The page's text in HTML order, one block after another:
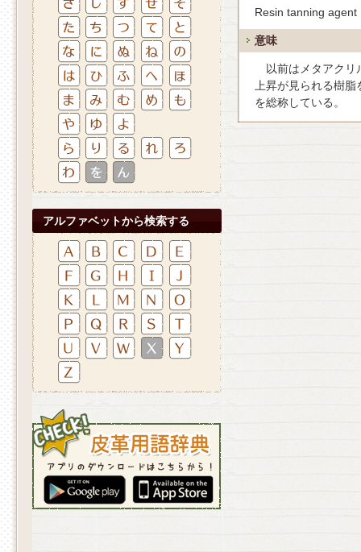
アルファベットから検索する
Resin tanning agent
意味
以前はメタアクリ
上昇が見られる樹
を総称している。